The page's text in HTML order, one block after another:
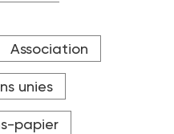
Association
unies
papier